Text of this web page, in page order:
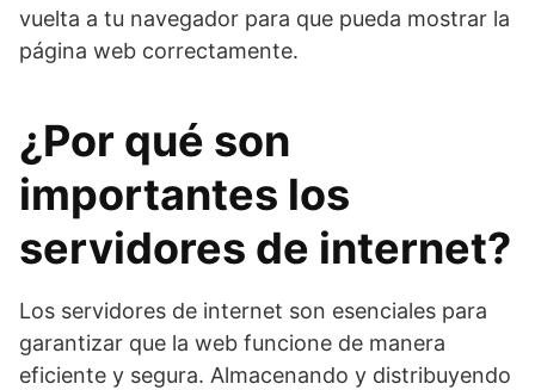
vuelta a tu navegador para que pueda mostrar la
página web correctamente.
¿Por qué son
importantes los
servidores de internet?
Los servidores de internet son esenciales para
garantizar que la web funcione de manera
eficiente y segura. Almacenando y distribuyendo